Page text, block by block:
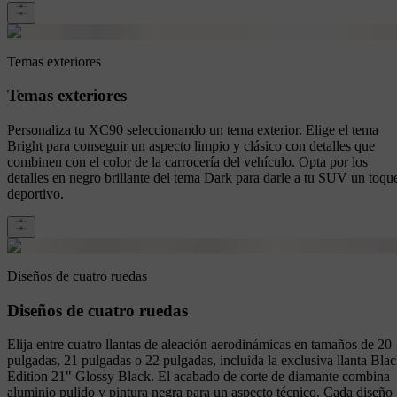
Temas exteriores
Temas exteriores
Personaliza tu XC90 seleccionando un tema exterior. Elige el tema
Bright para conseguir un aspecto limpio y clásico con detalles que
combinen con el color de la carrocería del vehículo. Opta por los
detalles en negro brillante del tema Dark para darle a tu SUV un
deportivo.
Diseños de cuatro ruedas
Diseños de cuatro ruedas
Elija entre cuatro llantas de aleación aerodinámicas en tamaños de 20
pulgadas, 21 pulgadas o 22 pulgadas, incluida la exclusiva llanta
Edition 21" Glossy Black. El acabado de corte de diamante combina
aluminio pulido y pintura negra para un aspecto técnico. Cada diseño